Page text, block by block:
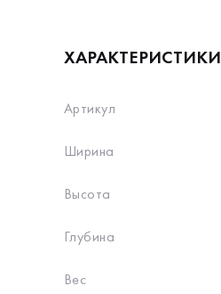
ХАРАКТЕРИСТИКИ
Артикул
Ширина
Высота
Глубина
Вес